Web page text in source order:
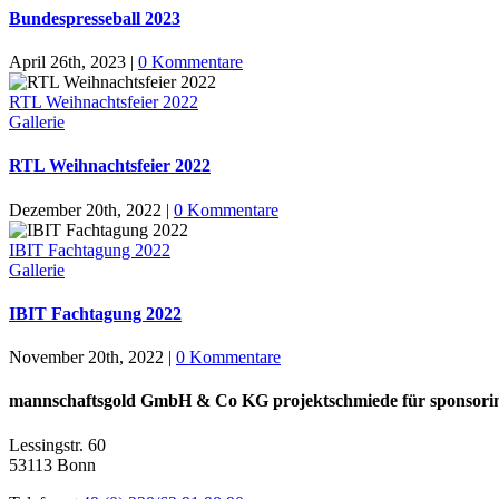
Bundespresseball 2023
April 26th, 2023 | 0 Kommentare
RTL Weihnachtsfeier 2022
Gallerie
RTL Weihnachtsfeier 2022
Dezember 20th, 2022 | 0 Kommentare
IBIT Fachtagung 2022
Gallerie
IBIT Fachtagung 2022
November 20th, 2022 | 0 Kommentare
mannschaftsgold GmbH & Co KG projektschmiede für
Lessingstr. 60
53113 Bonn